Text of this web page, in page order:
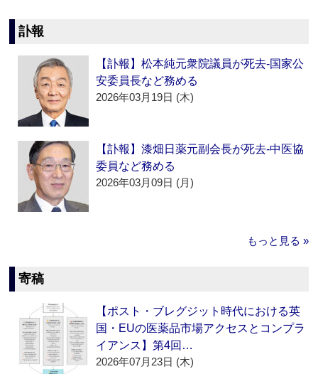
訃報
【訃報】松本純元衆院議員が死去‐国家公
安委員長など務める
2026年03月19日 (木)
【訃報】漆畑日薬元副会長が死去‐中医協
委員など務める
2026年03月09日 (月)
もっと見る »
寄稿
【ポスト・ブレグジット時代における英
国・EUの医薬品市場アクセスとコンプラ
イアンス】第4回…
2026年07月23日 (木)